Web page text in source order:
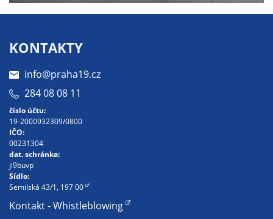
KONTAKTY
info@praha19.cz
284 08 08 11
číslo účtu:
19-2000932309/0800
IČO:
00231304
dat. schránka:
ji9buvp
Sídlo:
Semilská 43/1, 197 00
Kontakt - Whistleblowing
individuálně